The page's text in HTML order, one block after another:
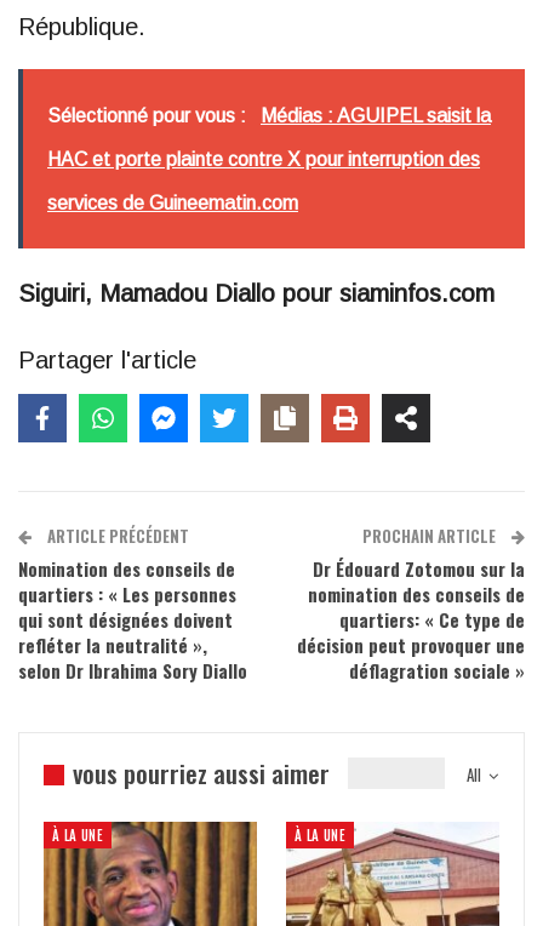
République.
Sélectionné pour vous : Médias : AGUIPEL saisit la
HAC et porte plainte contre X pour interruption des
services de Guineematin.com
Siguiri, Mamadou Diallo pour siaminfos.com
Partager l'article
ARTICLE PRÉCÉDENT
Nomination des conseils de
quartiers : « Les personnes
qui sont désignées doivent
refléter la neutralité »,
selon Dr Ibrahima Sory Diallo
PROCHAIN ARTICLE
Dr Édouard Zotomou sur la
nomination des conseils de
quartiers: « Ce type de
décision peut provoquer une
déflagration sociale »
All
vous pourriez aussi aimer
À LA UNE À LA UNE